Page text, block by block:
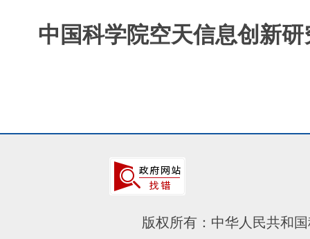
中国科学院空天信息创新
版权所有：中华人民共和